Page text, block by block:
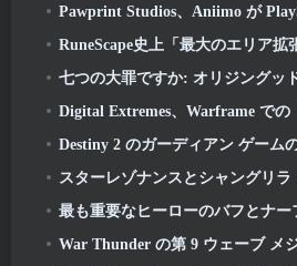
Pawprint Studios、Aniimo が PlayStation に登場すると発表
RuneScape史上「最大のエリア拡
七つの大罪ですか: オリジングッ
Digital Extremes、Warframe での「悪質な招待」によって引き起
Destiny 2 のガーディアン ゲーム
スターレゾナンスとシャングリラ・フロン
最も重要なヒーローのバフとナー
War Thunder の第 9 ウェーブ メジャー アップデートでは水のビジュアル